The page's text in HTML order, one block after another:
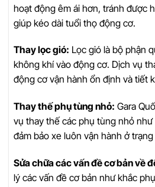
hoạt động êm ái hơn, tránh được
giúp kéo dài tuổi thọ động cơ.
Thay lọc gió: Lọc gió là bộ phận
không khí vào động cơ. Dịch vụ
động cơ vận hành ổn định và tiết
Thay thế phụ tùng nhỏ: Gara
vụ thay thế các phụ tùng nhỏ
đảm bảo xe luôn vận hành ở
Sửa chữa các vấn đề cơ bản về
lý các vấn đề cơ bản như khắc